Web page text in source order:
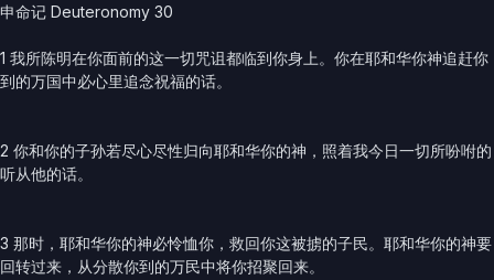
申命记 Deuteronomy 30
1 我所陈明在你面前的这一切咒诅都临到你身上。你在耶和华你神追赶你
到的万国中必心里追念祝福的话。
2 你和你的子孙若尽心尽性归向耶和华你的神，照着我今日一切所吩咐的
听从他的话。
3 那时，耶和华你的神必怜恤你，救回你这被掳的子民。耶和华你的神要
回转过来，从分散你到的万民中将你招聚回来。